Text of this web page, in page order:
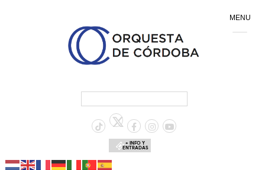
+ INFO Y
ENTRADAS
MENU